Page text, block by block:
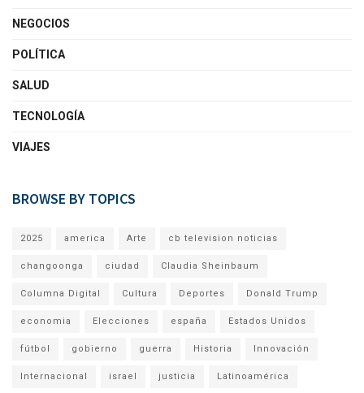
NEGOCIOS
POLÍTICA
SALUD
TECNOLOGÍA
VIAJES
BROWSE BY TOPICS
2025 america Arte cb television noticias
changoonga ciudad Claudia Sheinbaum
Columna Digital Cultura Deportes Donald Trump
economia Elecciones españa Estados Unidos
fútbol gobierno guerra Historia Innovación
Internacional israel justicia Latinoamérica